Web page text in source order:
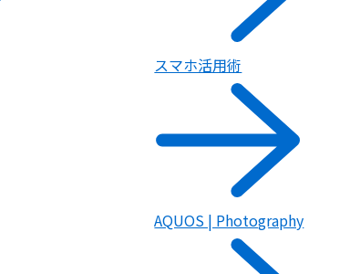
スマホ活用術
AQUOS | Photography